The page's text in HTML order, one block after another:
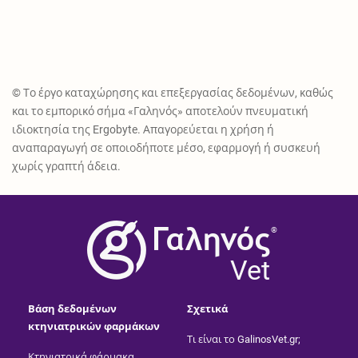
© Το έργο καταχώρησης και επεξεργασίας δεδομένων, καθώς
και το εμπορικό σήμα «Γαληνός» αποτελούν πνευματική
ιδιοκτησία της Ergobyte. Απαγορεύεται η χρήση ή
αναπαραγωγή σε οποιοδήποτε μέσο, εφαρμογή ή συσκευή
χωρίς γραπτή άδεια.
®
Vet
Βάση δεδομένων
κτηνιατρικών φαρμάκων
Σχετικά
Τι είναι το GalinosVet.gr;